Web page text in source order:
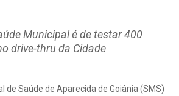
Municipal é de testar 400
drive-thru da Cidade
de Saúde de Aparecida de Goiânia (SMS)